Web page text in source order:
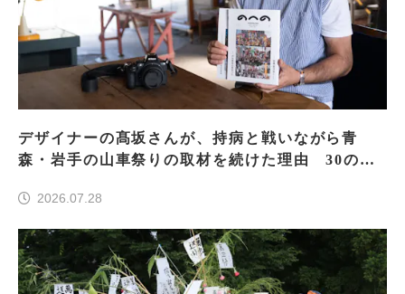
デザイナーの髙坂さんが、持病と戦いながら青
森・岩手の山車祭りの取材を続けた理由 30の山
2026.07.28